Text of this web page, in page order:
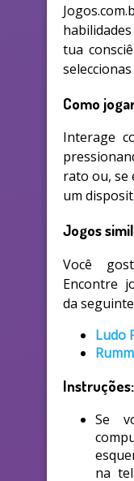
tua
Como
Interage
rato ou, se
um
Jogos
Você
Encontre
da
Ludo
Instruções:
Se
na